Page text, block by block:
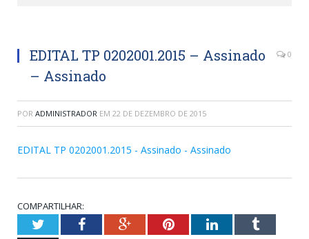
EDITAL TP 0202001.2015 – Assinado
– Assinado
0
POR ADMINISTRADOR EM 22 DE DEZEMBRO DE 2015
EDITAL TP 0202001.2015 - Assinado - Assinado
COMPARTILHAR:
TwitterFacebookGoogle+PinterestLinkedInTumblr